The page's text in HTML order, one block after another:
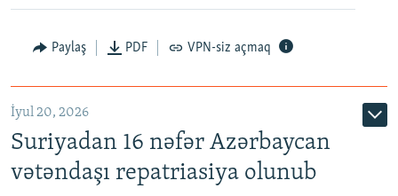
Auto
Paylaş PDF VPN-siz açmaq
İyul 20, 2026
Suriyadan 16 nəfər Azərbaycan
vətəndaşı repatriasiya olunub